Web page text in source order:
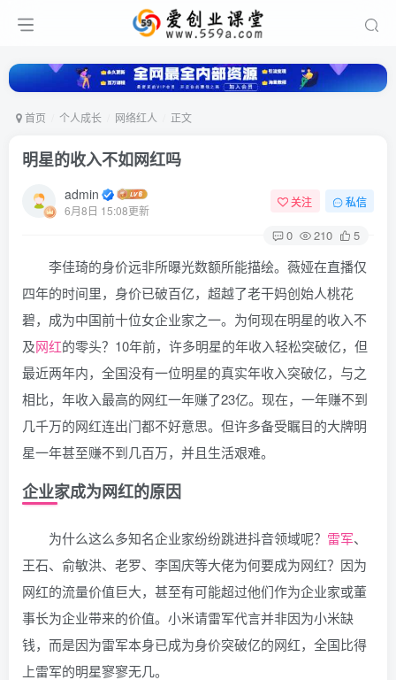
首页 个人成长 网络红人 正文
明星的收入不如网红吗
admin
6月8日 15:08更新
关注 私信
0 210 5
李佳琦的身价远非所曝光数额所能描绘。薇娅在直播仅
四年的时间里，身价已破百亿，超越了老干妈创始人桃花
碧，成为中国前十位女企业家之一。为何现在明星的收入不
及网红的零头？10年前，许多明星的年收入轻松突破亿，但
最近两年内，全国没有一位明星的真实年收入突破亿，与之
相比，年收入最高的网红一年赚了23亿。现在，一年赚不到
几千万的网红连出门都不好意思。但许多备受瞩目的大牌明
星一年甚至赚不到几百万，并且生活艰难。
企业家成为网红的原因
为什么这么多知名企业家纷纷跳进抖音领域呢？ 雷军、
王石、俞敏洪、老罗、李国庆等大佬为何要成为网红？因为
网红的流量价值巨大，甚至有可能超过他们作为企业家或董
事长为企业带来的价值。小米请雷军代言并非因为小米缺
钱，而是因为雷军本身已成为身价突破亿的网红，全国比得
上雷军的明星寥寥无几。